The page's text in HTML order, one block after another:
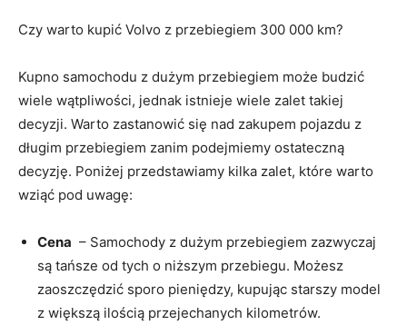
Czy warto kupić Volvo z przebiegiem 300 000⁢ km?
Kupno samochodu z dużym przebiegiem może budzić
wiele wątpliwości, ⁤jednak istnieje wiele‌ zalet takiej
decyzji. Warto zastanowić ‍się nad zakupem ⁢pojazdu ⁣z
długim przebiegiem zanim podejmiemy ​ostateczną
decyzję. Poniżej⁤ przedstawiamy kilka zalet, które warto
wziąć pod uwagę:
Cena ⁤ – Samochody⁤ z ​dużym przebiegiem zazwyczaj
są tańsze od tych o ​niższym przebiegu. ⁢Możesz
⁢zaoszczędzić sporo pieniędzy, kupując starszy model
z większą ilością⁢ przejechanych kilometrów.